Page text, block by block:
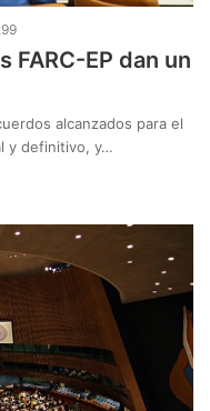
FARC-EP dan un
alcanzados para el
y definitivo, y…